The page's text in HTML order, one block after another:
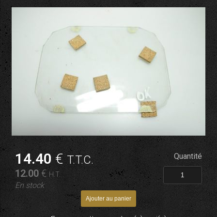
14.40 €T.T.C.
12.00 €H.T.
En stock
Quantité